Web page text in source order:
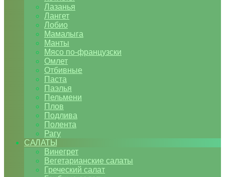
Лазанья
Лангет
Лобио
Мамалыга
Манты
Мясо по-французски
Омлет
Отбивные
Паста
Паэлья
Пельмени
Плов
Подлива
Полента
Рагу
САЛАТЫ
Винегрет
Вегетарианские салаты
Греческий салат